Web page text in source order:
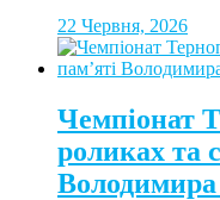
22 Червня, 2026
Чемпіонат
роликах та